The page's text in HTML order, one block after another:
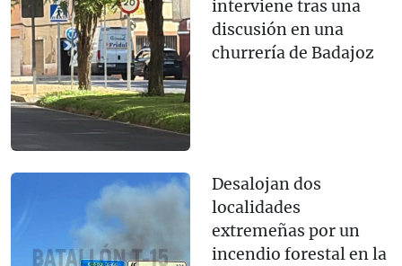
interviene tras una
discusión en una
churrería de Badajoz
Desalojan dos
localidades
extremeñas por un
incendio forestal en la